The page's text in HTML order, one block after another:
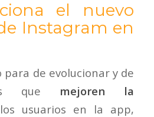
el nuevo
Instagram en
para de evolucionar y de
que mejoren la
usuarios en la app,